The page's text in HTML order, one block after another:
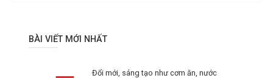
BÀI VIẾT MỚI NHẤT
Đổi mới, sáng tạo như cơm ăn, nước